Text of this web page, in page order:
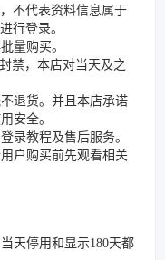
不代表资料信息属于
行登录。
量购买。
禁，本店对当天及之
退货。并且本店承诺
安全。
录教程及售后服务。
户购买前先观看相关
天停用和显示180天都